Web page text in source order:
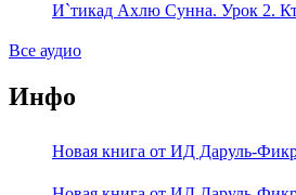
И`тикад Ахлю Сунна. Урок 2.
Все аудио
Инфо
Новая книга от ИД Даруль-